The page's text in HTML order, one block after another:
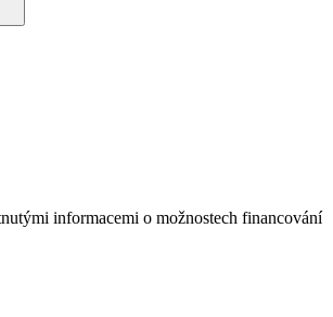
informacemi o možnostech financování